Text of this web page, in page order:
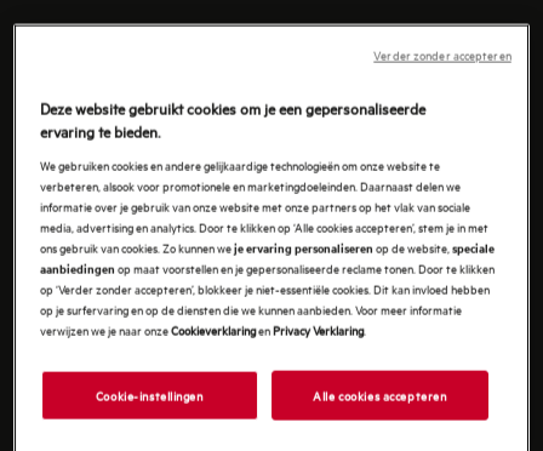
INGREDIËNTEN
Deze website gebruikt cookies om je een gepersonaliseerde
ervaring te bieden.
We gebruiken cookies en andere gelijkaardige technologieën om onze website te
verbeteren, alsook voor promotionele en marketingdoeleinden. Daarnaast delen we
informatie over je gebruik van onze website met onze partners op het vlak van sociale
media, advertising en analytics. Door te klikken op ‘Alle cookies accepteren’, stem je in met
ons gebruik van cookies. Zo kunnen weje ervaring personaliseren op de website,speciale
aanbiedingen op maat voorstellen en je gepersonaliseerde reclame tonen. Door te klikken
op ‘Verder zonder accepteren’, blokkeer je niet-essentiële cookies. Dit kan invloed hebben
op je surfervaring en op de diensten die we kunnen aanbieden. Voor meer informatie
verwijzen we je naar onzeCookieverklaringenPrivacy Verklaring.
Cookie-instellingen Alle cookies accepteren
Verder zonder accepteren